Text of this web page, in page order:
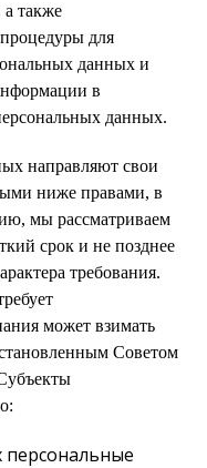
также
для
данных и
в
данных.
направляют свои
ниже правами, в
мы рассматриваем
срок и не позднее
требования.
может взимать
Советом
персональные